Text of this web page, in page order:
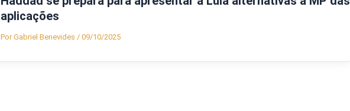
aplicações
PorGabriel Benevides / 09/10/2025